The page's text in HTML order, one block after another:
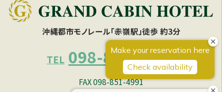
沖縄都市モノレール「赤嶺駅」徒歩 約3分
TEL 098-851-4990
FAX 098-851-4991